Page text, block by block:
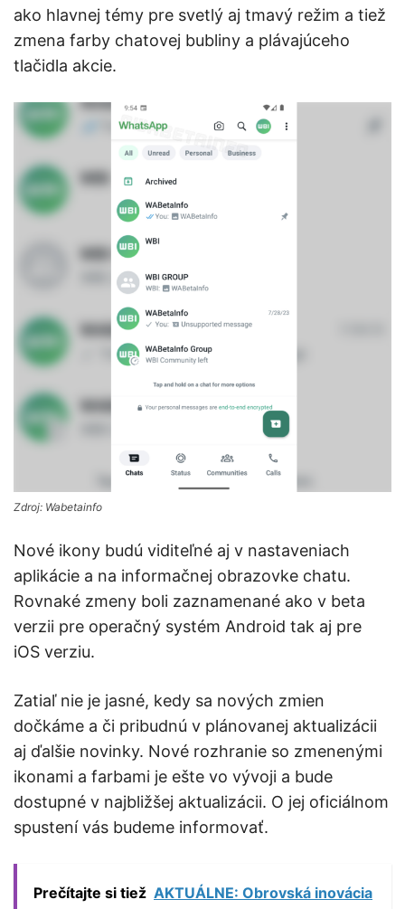
ako hlavnej témy pre svetlý aj tmavý režim a tiež
zmena farby chatovej bubliny a plávajúceho
tlačidla akcie.
Zdroj: Wabetainfo
Nové ikony budú viditeľné aj v nastaveniach
aplikácie a na informačnej obrazovke chatu.
Rovnaké zmeny boli zaznamenané ako v beta
verzii pre operačný systém Android tak aj pre
iOS verziu.
Zatiaľ nie je jasné, kedy sa nových zmien
dočkáme a či pribudnú v plánovanej aktualizácii
aj ďalšie novinky. Nové rozhranie so zmenenými
ikonami a farbami je ešte vo vývoji a bude
dostupné v najbližšej aktualizácii. O jej oficiálnom
spustení vás budeme informovať.
Prečítajte si tiež AKTUÁLNE: Obrovská inovácia